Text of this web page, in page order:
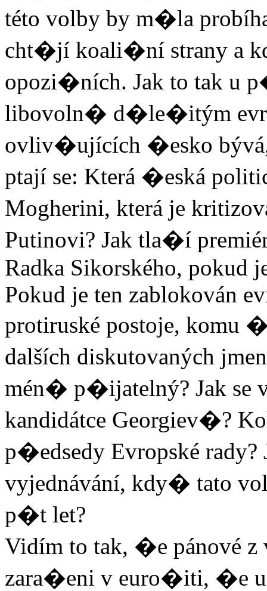
této volby by m�la
cht�jí koali�ní strany a
opozi�ních. Jak to tak u
libovoln� d�le�itým
ovliv�ujících �esko
ptají se: Která �eská
Mogherini, která je
Putinovi? Jak tla�í
Radka Sikorského, pokud
Pokud je ten zablokován
protiruské postoje, komu
dalších diskutovaných
mén� p�ijatelný? Jak se
kandidátce Georgiev�?
p�edsedy Evropské rady?
vyjednávání, kdy� tato
p�t let?
Vidím to tak, �e pánové z
zara�eni v euro�iti, �e